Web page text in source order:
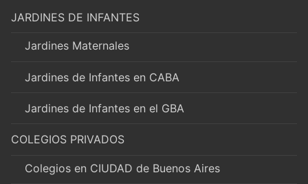
JARDINES DE INFANTES
Jardines Maternales
Jardines de Infantes en CABA
Jardines de Infantes en el GBA
COLEGIOS PRIVADOS
Colegios en CIUDAD de Buenos Aires